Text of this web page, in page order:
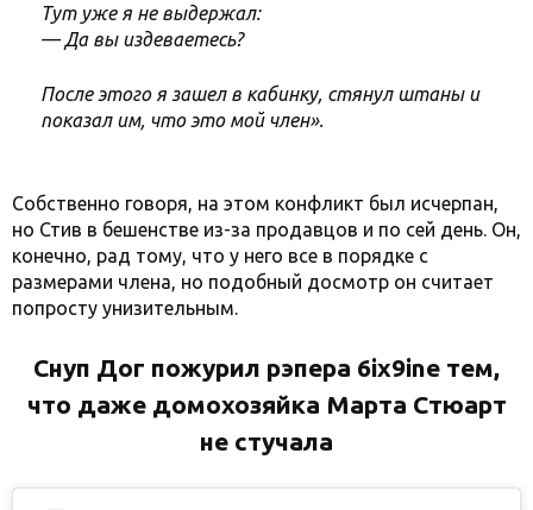
Тут уже я не выдержал:
— Да вы издеваетесь?
После этого я зашел в кабинку, стянул штаны и
показал им, что это мой член».
Собственно говоря, на этом конфликт был исчерпан,
но Стив в бешенстве из-за продавцов и по сей день. Он,
конечно, рад тому, что у него все в порядке с
размерами члена, но подобный досмотр он считает
попросту унизительным.
Снуп Дог пожурил рэпера 6ix9ine тем,
что даже домохозяйка Марта Стюарт
не стучала